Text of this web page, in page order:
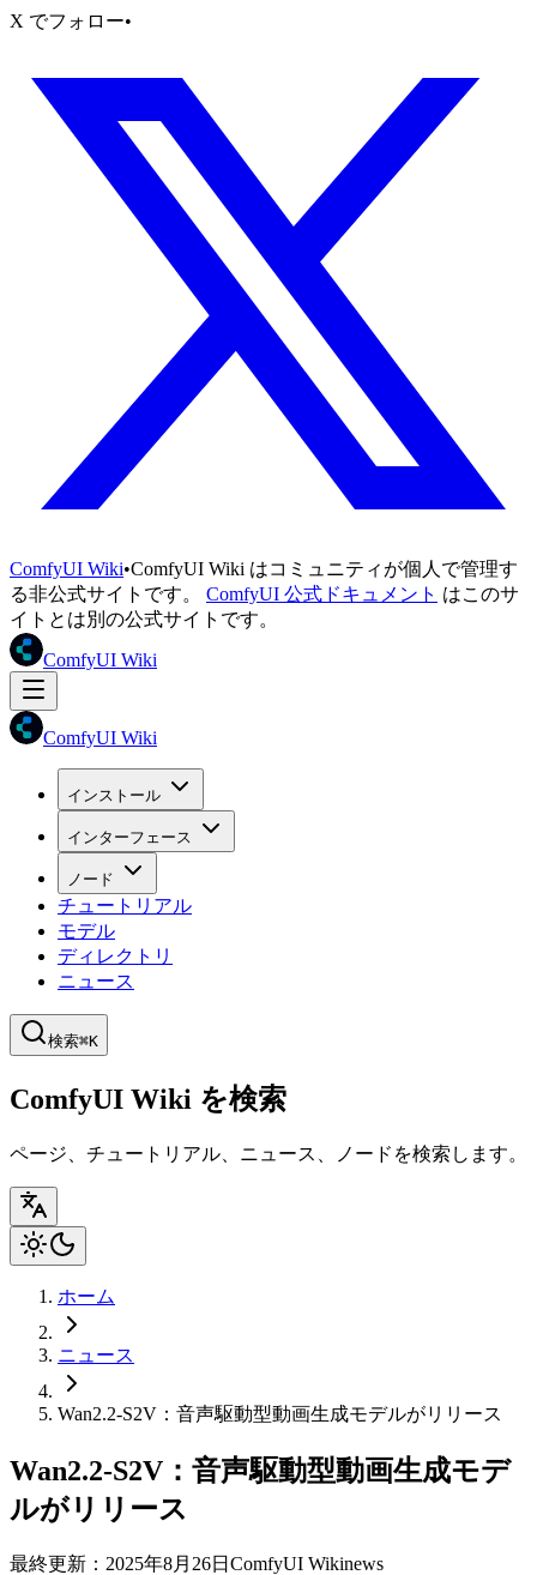
X でフォロー•
ComfyUI Wiki•ComfyUI Wiki はコミュニティが個人で管理す
る非公式サイトです。
ComfyUI 公式ドキュメント はこのサ
イトとは別の公式サイトです。
ComfyUI Wiki
ComfyUI Wiki
インストール
インターフェース
ノード
チュートリアル
モデル
ディレクトリ
ニュース
検索⌘K
ComfyUI Wiki を検索
ページ、チュートリアル、ニュース、ノードを検索します。
ホーム
ニュース
Wan2.2-S2V：音声駆動型動画生成モデルがリリース
Wan2.2-S2V：音声駆動型動画生成モデ
ルがリリース
最終更新：2025年8月26日 ComfyUI Wikinews